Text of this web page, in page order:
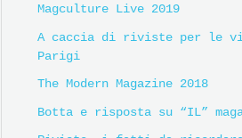
Magculture Live 2019
A caccia di riviste per le
Parigi
The Modern Magazine 2018
Botta e risposta su “IL”